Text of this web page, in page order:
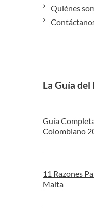
Quiénes
La Guía
Guía
Colombiano
11 Razones
Malta